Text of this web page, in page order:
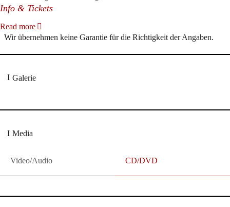
Info & Tickets
Read more
Wir übernehmen keine Garantie für die Richtigkeit der Angaben.
Galerie
Media
Video/Audio CD/DVD